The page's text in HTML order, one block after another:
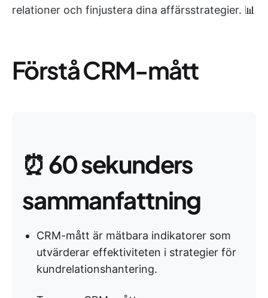
relationer och finjustera dina affärsstrategier. 📊
Förstå CRM-mått
⏰60 sekunders
sammanfattning
CRM-mått är mätbara indikatorer som
utvärderar effektiviteten i strategier för
kundrelationshantering.